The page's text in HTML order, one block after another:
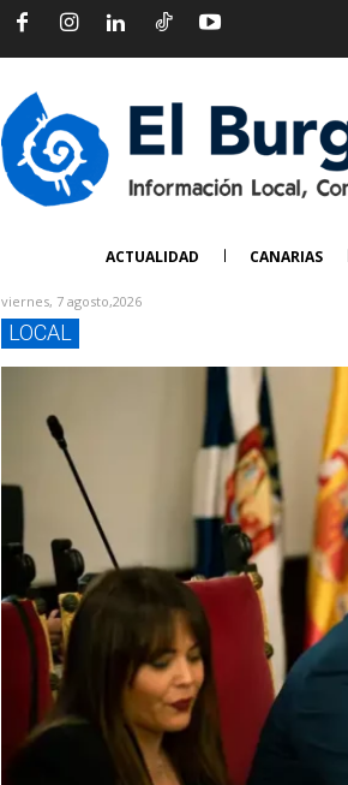
ACTUALIDAD CANARIAS
viernes, 7 agosto,2026
LOCAL